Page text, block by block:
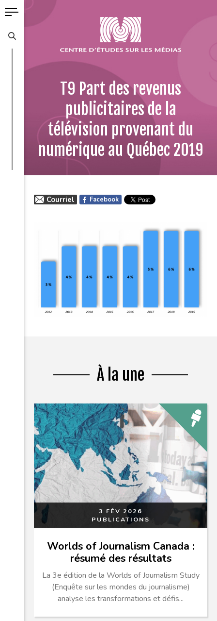
T9 Part des revenus
publicitaires de la
télévision provenant du
numérique au Québec 2019
Courriel Facebook
À la une
3 FÉV 2026
PUBLICATIONS
Worlds of Journalism Canada :
résumé des résultats
La 3e édition de la Worlds of Journalism Study
(Enquête sur les mondes du journalisme)
analyse les transformations et défis...